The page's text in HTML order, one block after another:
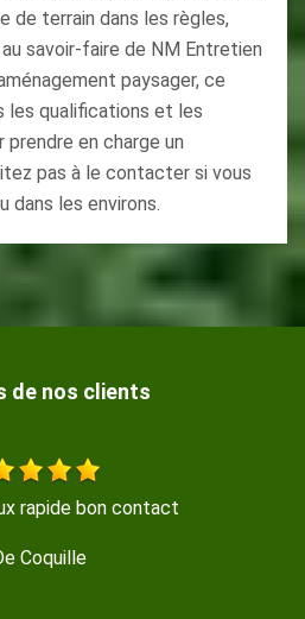
de terrain dans les règles,
savoir-faire de NM Entretien
paysager, ce
les qualifications et les
en charge un
pas à le contacter si vous
dans les environs.
de nos clients
réalisé avec beaucoup de soin,
De Isabelle M